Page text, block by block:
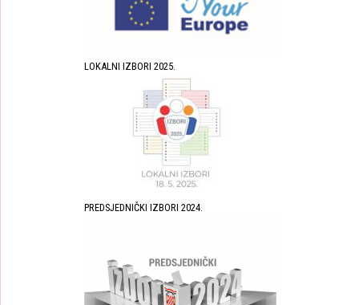
LOKALNI IZBORI 2025.
PREDSJEDNIČKI IZBORI 2024.